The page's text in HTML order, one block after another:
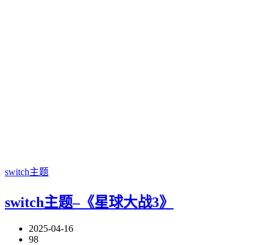
switch主题
switch主题–《星球大战3》
2025-04-16
98